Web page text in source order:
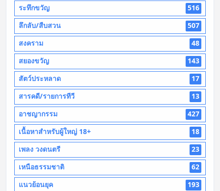
ระทึกขวัญ
516
ลึกลับ/สืบสวน
507
สงคราม
48
สยองขวัญ
143
สัตว์ประหลาด
17
สารคดี/รายการทีวี
13
อาชญากรรม
427
เนื้อหาสำหรับผู้ใหญ่ 18+
18
เพลง วงดนตรี
23
เหนือธรรมชาติ
62
แนวย้อนยุค
193